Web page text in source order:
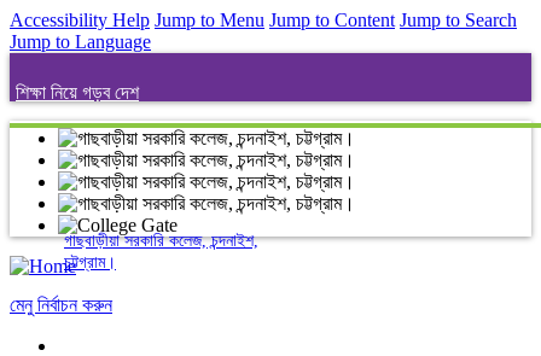
Accessibility Help Jump to Menu Jump to Content Jump to Search
Jump to Language
শিক্ষা নিয়ে গড়ব দেশ
গাছবাড়ীয়া সরকারি কলেজ, চন্দনাইশ,
চট্টগ্রাম।
মেনু নির্বাচন করুন